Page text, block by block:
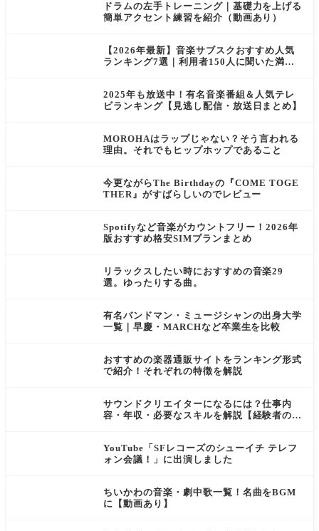
ドラムの左手トレーニング｜基礎力を上げる
簡単アクセント練習を紹介（動画あり）
【2026年最新】音楽サブスクおすすめ人気
ランキング7選｜利用者150人に聞いた満足
2025年も放送中！有名音楽番組＆人気テレ
ビランキング【見逃し配信・放送日まとめ】
MOROHAはラップじゃない？そう言われる
理由。それでもヒップホップであること
今更ながらThe Birthdayの『COME TOGE
THER』がすばらしいのでレビュー
Spotifyなど音楽がカウントフリー！2026年
版おすすめ格安SIMプランまとめ
リラックスしたい時におすすめの音楽29
選。ゆったりする曲。
有名バンドマン・ミュージシャンの出身大学
一覧｜早慶・MARCHなど卒業生を比較
おすすめの楽器通販サイトをランキング形式
で紹介！それぞれの特徴を解説
サウンドクリエイターになるには？仕事内
容・年収・必要なスキルを解説【経験者の口
YouTube「SFレコーズのシューイチ テレフ
ォン会議！」に出演しました
ちいかわの音楽・劇中歌一覧！名曲をBGM
に【動画あり】